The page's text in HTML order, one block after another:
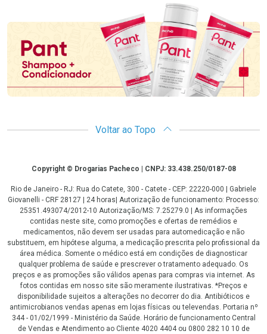
Promoção em Destaque
Voltar ao Topo
CopyrightCopyright © Drogarias Pacheco | CNPJ: 33.438.250/0187-08
Rio de Janeiro - RJ: Rua do Catete, 300 - Catete - CEP: 22220-000 | Gabriele
Giovanelli - CRF 28127 | 24 horas| Autorização de funcionamento: Processo:
25351.493074/2012-10 Autorização/MS: 7.25279.0 | As informações
contidas neste site, como promoções e ofertas de remédios e
medicamentos, não devem ser usadas para automedicação e não
substituem, em hipótese alguma, a medicação prescrita pelo profissional da
área médica. Somente o médico está em condições de diagnosticar
qualquer problema de saúde e prescrever o tratamento adequado. Os
preços e as promoções são válidos apenas para compras via internet. As
fotos contidas em nosso site são meramente ilustrativas. *Preços e
disponibilidade sujeitos a alterações no decorrer do dia. Antibióticos e
antimicrobianos vendas apenas em lojas físicas ou televendas. Portaria nº
344 - 01/02/1999 - Ministério da Saúde. Horário de funcionamento Central
de Vendas e Atendimento ao Cliente 4020 4404 ou 0800 282 10 10 de